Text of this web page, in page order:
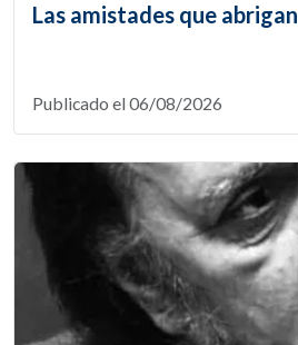
Las amistades que abrigan
Publicado el 06/08/2026